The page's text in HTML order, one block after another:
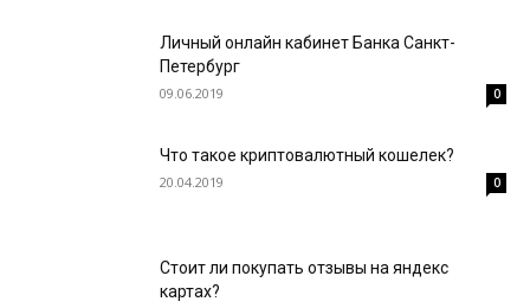
Личный онлайн кабинет Банка Санкт-
Петербург
09.06.2019 0
Что такое криптовалютный кошелек?
20.04.2019 0
Стоит ли покупать отзывы на яндекс
картах?